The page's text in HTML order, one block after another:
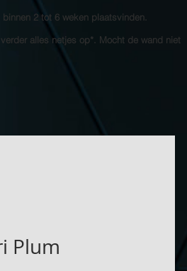
2 tot 6 weken plaatsvinden.
alles netjes op*. Mocht de wand niet
Plum